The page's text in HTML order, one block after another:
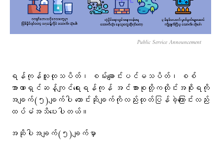
Public Service Announcement
ရန်ကုန်လူထုသပိတ်၊ စမ်းချောင်းပင်မသပိတ်၊ စစ်
အာဏာရှင်ဆန့်ကျင်ရေးရန်ကုန် အင်အားစုတို့ကထိုင်းအစိုးရကို
အချက်(၅)ချက်ပါ​ ​တောင်းဆိုချက်ကိုလည်းထုတ်ပြန်ခဲ့​ကြောင်းလည်း
ထပ်မံအသိ​ပေးပါတယ်။
အဆိုပါအချက်(၅)ချက်မှာ